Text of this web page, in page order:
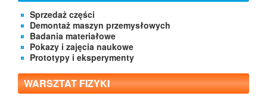
Sprzedaż części
Demontaż maszyn przemysłowych
Badania materiałowe
Pokazy i zajęcia naukowe
Prototypy i eksperymenty
WARSZTAT FIZYKI